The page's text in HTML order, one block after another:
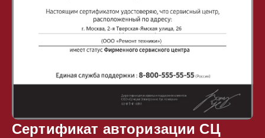
Сертификат авторизации СЦ